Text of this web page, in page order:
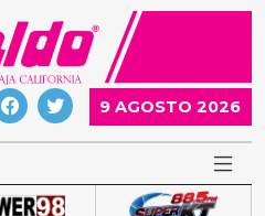
9 AGOSTO 2026